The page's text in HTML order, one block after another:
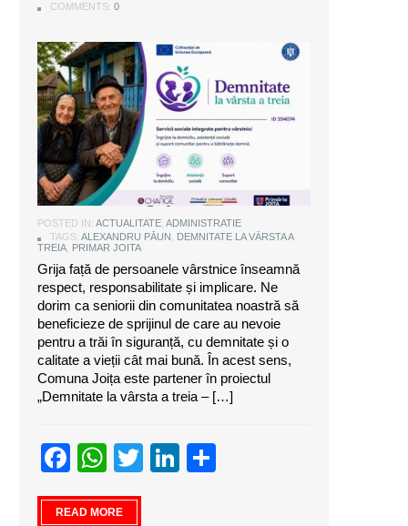
COMMENTS: 0
Alexandru Păun, primarul comunei
Joița: O comunitate puternică este
aceea care are grijă de seniorii săi
POSTED IN: ACTUALITATE ADMINISTRATIE
TAGS: ALEXANDRU PĂUN
DEMNITATE LA VÂRSTA A
TREIA PRIMAR JOITA
Grija față de persoanele vârstnice înseamnă
respect, responsabilitate și implicare. Ne
dorim ca seniorii din comunitatea noastră să
beneficieze de sprijinul de care au nevoie
pentru a trăi în siguranță, cu demnitate și o
calitate a vieții cât mai bună. În acest sens,
Comuna Joița este partener în proiectul
„Demnitate la vârsta a treia – […]
Facebook
WhatsApp
TwitterLinkedIn
READ MORE